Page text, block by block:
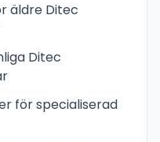
äldre Ditec
Ditec
för specialiserad